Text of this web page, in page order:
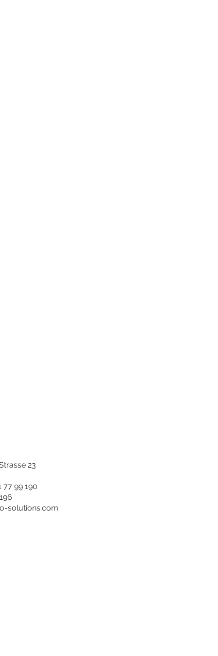
23
77 99 190
solutions.com